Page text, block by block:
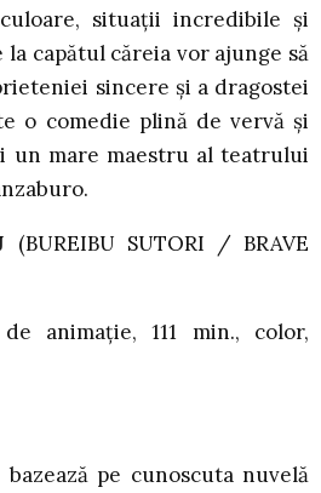
situaţii incredibile şi
capătul căreia vor ajunge să
sincere şi a dragostei
o comedie plină de vervă şi
un mare maestru al teatrului
(BUREIBU SUTORI / BRAVE
animaţie, 111 min., color,
pe cunoscuta nuvelă